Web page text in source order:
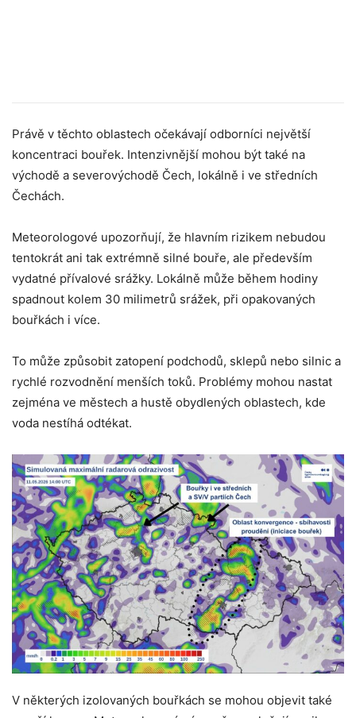
Právě v těchto oblastech očekávají odborníci největší
koncentraci bouřek. Intenzivnější mohou být také na
východě a severovýchodě Čech, lokálně i ve středních
Čechách.
Meteorologové upozorňují, že hlavním rizikem nebudou
tentokrát ani tak extrémně silné bouře, ale především
vydatné přívalové srážky. Lokálně může během hodiny
spadnout kolem 30 milimetrů srážek, při opakovaných
bouřkách i více.
To může způsobit zatopení podchodů, sklepů nebo silnic a
rychlé rozvodnění menších toků. Problémy mohou nastat
zejména ve městech a hustě obydlených oblastech, kde
voda nestíhá odtékat.
V některých izolovaných bouřkách se mohou objevit také